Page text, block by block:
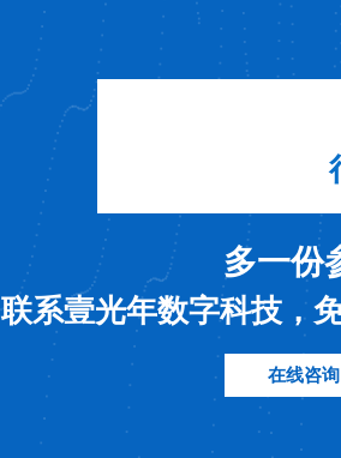
多一份
联系壹光年数字科技，
在线咨询